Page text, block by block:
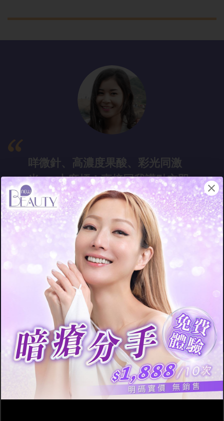
咩微針、高濃度果酸、彩光同激
光......太麻煩！直接同我講點立即
收毛孔啦！
- Gabriela 6年暗瘡肌、毛孔粗大患者
要收毛孔就要先清理皮膚垃
圾！這療程既深層清膚又增生
有深層清潔＋增生膠原的